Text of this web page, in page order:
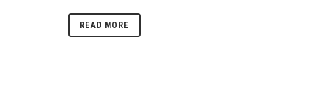
READ MORE